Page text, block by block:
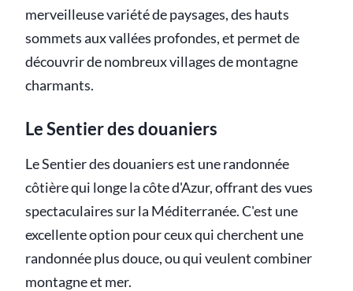
merveilleuse variété de paysages, des hauts
sommets aux vallées profondes, et permet de
découvrir de nombreux villages de montagne
charmants.
Le Sentier des douaniers
Le Sentier des douaniers est une randonnée
côtière qui longe la côte d'Azur, offrant des vues
spectaculaires sur la Méditerranée. C'est une
excellente option pour ceux qui cherchent une
randonnée plus douce, ou qui veulent combiner
montagne et mer.